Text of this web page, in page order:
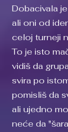
Dobacivala
ali oni od
celoj turneji
To je isto
vidiš da
svira po
pomisliš da
ali ujedno
neće da